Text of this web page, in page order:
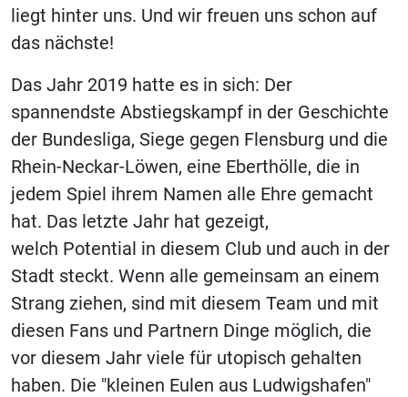
liegt hinter uns. Und wir freuen uns schon auf
das nächste!
Das Jahr 2019 hatte es in sich: Der
spannendste Abstiegskampf in der Geschichte
der Bundesliga, Siege gegen Flensburg und die
Rhein-Neckar-Löwen, eine Eberthölle, die in
jedem Spiel ihrem Namen alle Ehre gemacht
hat. Das letzte Jahr hat gezeigt,
welch Potential in diesem Club und auch in der
Stadt steckt. Wenn alle gemeinsam an einem
Strang ziehen, sind mit diesem Team und mit
diesen Fans und Partnern Dinge möglich, die
vor diesem Jahr viele für utopisch gehalten
haben. Die "kleinen Eulen aus Ludwigshafen"